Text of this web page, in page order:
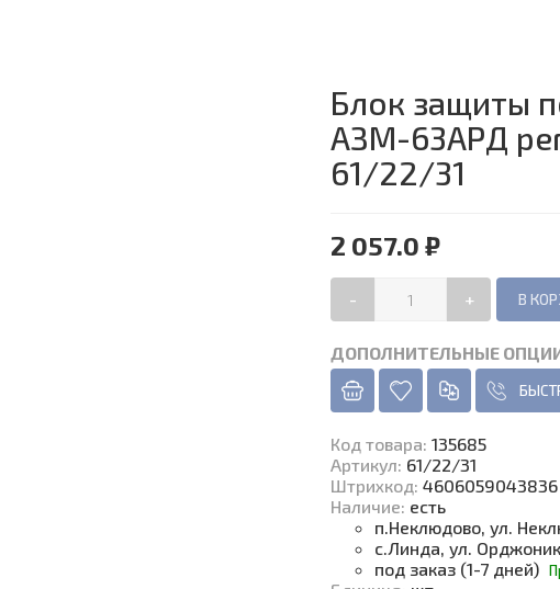
Блок защиты
АЗМ-63АРД
61/22/31
2 057.0 ₽
- +
ДОПОЛНИТЕЛЬНЫЕ
Код товара: 135685
Артикул: 61/22/31
Штрихкод: 4606059043836
Наличие: есть
п.Неклюдово, ул.
с.Линда, ул.
под заказ (1-7 дней)